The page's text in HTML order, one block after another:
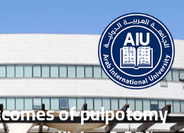
of pulpotomy